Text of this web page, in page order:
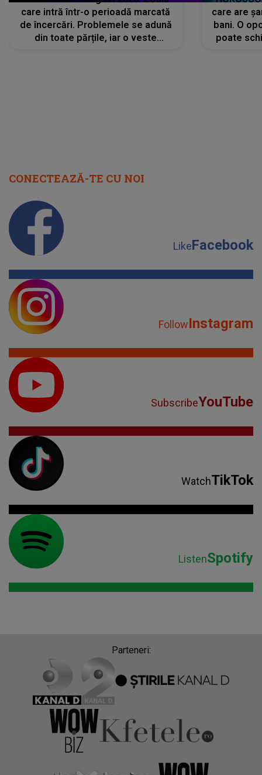
care intră într-o perioadă marcată
de încercări. Problemele se adună
din toate părțile, iar o veste
care are
bani. O
poate
CONECTEAZĂ-TE CU NOI
LikeFacebook
FollowInstagram
SubscribeYouTube
WatchTikTok
ListenSpotify
Parteneri: